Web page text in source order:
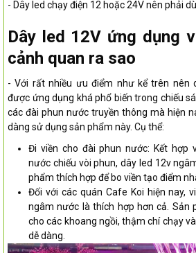
- Dây led chạy điện 12 hoặc 24V nên phải
Dây led 12V ứng dụng
cảnh quan ra sao
- Với rất nhiều ưu điểm như kể trên nên
được ứng dụng khá phổ biến trong chiếu
các đài phun nước truyền thông mà hiện
dàng sử dụng sản phẩm này. Cụ thể:
Đi viền cho đài phun nước: Kết hợp
nước chiếu vòi phun, dây led 12v
phẩm thích hợp để bo viền tạo điểm
Đối với các quán Cafe Koi hiện nay,
ngâm nước là thích hợp hơn cả. Sản
cho các khoang ngồi, thậm chí chạy
dễ dàng.